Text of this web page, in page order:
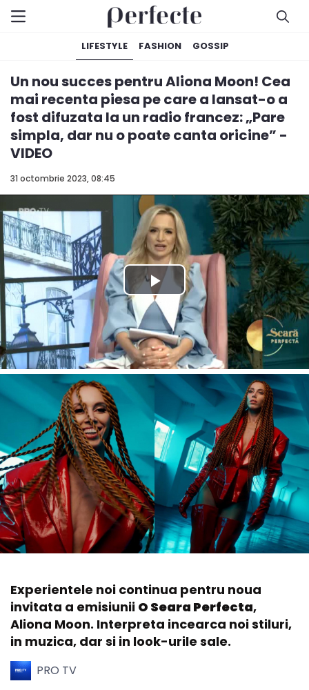
LIFESTYLE FASHION GOSSIP
31 octombrie 2023, 08:45
Un nou succes pentru Aliona Moon! Cea
mai recenta piesa pe care a lansat-o a
fost difuzata la un radio francez: „Pare
simpla, dar nu o poate canta oricine” -
VIDEO
Experientele noi continua pentru noua
invitata a emisiunii O Seara Perfecta,
Aliona Moon. Interpreta incearca noi stiluri,
in muzica, dar si in look-urile sale.
PRO TV